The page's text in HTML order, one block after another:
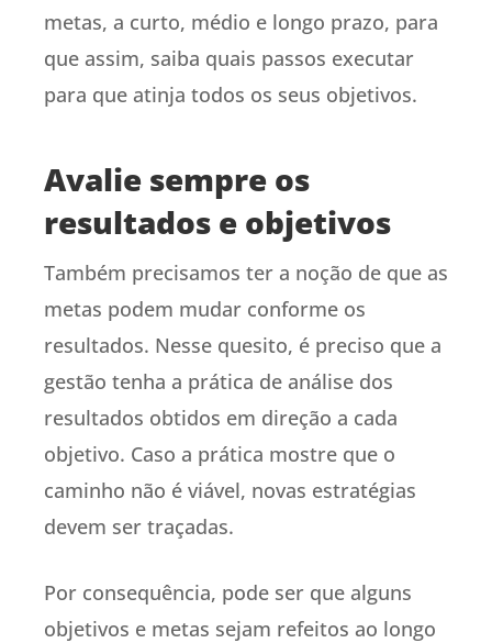
metas, a curto, médio e longo prazo, para
que assim, saiba quais passos executar
para que atinja todos os seus objetivos.
Avalie sempre os
resultados e objetivos
Também precisamos ter a noção de que as
metas podem mudar conforme os
resultados. Nesse quesito, é preciso que a
gestão tenha a prática de análise dos
resultados obtidos em direção a cada
objetivo. Caso a prática mostre que o
caminho não é viável, novas estratégias
devem ser traçadas.
Por consequência, pode ser que alguns
objetivos e metas sejam refeitos ao longo